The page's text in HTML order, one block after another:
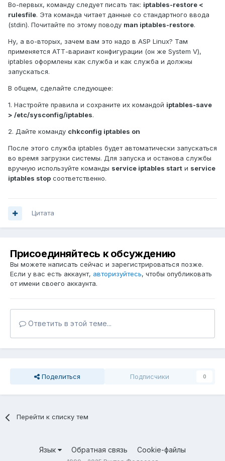
Во-первых, команду следует писать так: iptables-restore <
rulesfile. Эта команда читает данные со стандартного ввода
(stdin). Почитайте по этому поводу man iptables-restore.
Ну, а во-вторых, зачем вам это надо в ASP Linux? Там
применяется АТТ-вариант конфигурации (он же System V),
iptables оформлены как служба и как служба и должны
запускаться.
В общем, сделайте следующее:
1. Настройте правила и сохраните их командой iptables-save
> /etc/sysconfig/iptables.
2. Дайте команду chkconfig iptables on
После этого служба iptables будет автоматически запускаться
во время загрузки системы. Для запуска и останова службы
вручную используйте команды service iptables start и service
iptables stop соответственно.
Цитата
Присоединяйтесь к обсуждению
Вы можете написать сейчас и зарегистрироваться позже.
Если у вас есть аккаунт, авторизуйтесь, чтобы опубликовать
от имени своего аккаунта.
Ответить в этой теме...
Поделиться Подписчики 0
Перейти к списку тем
Язык Обратная связь Cookie-файлы